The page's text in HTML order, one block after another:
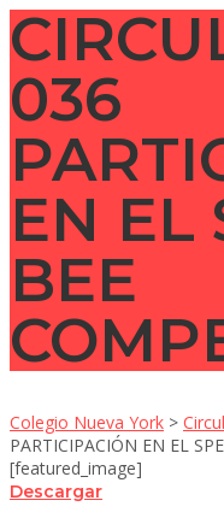
036
EN EL
BEE
Colegio Nueva York >
PARTICIPACIÓN EN EL
[featured_image]
Descargar